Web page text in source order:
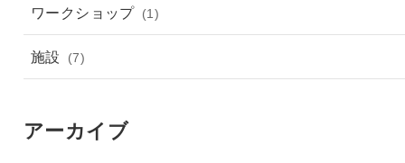
ワークショップ (1)
施設 (7)
アーカイブ